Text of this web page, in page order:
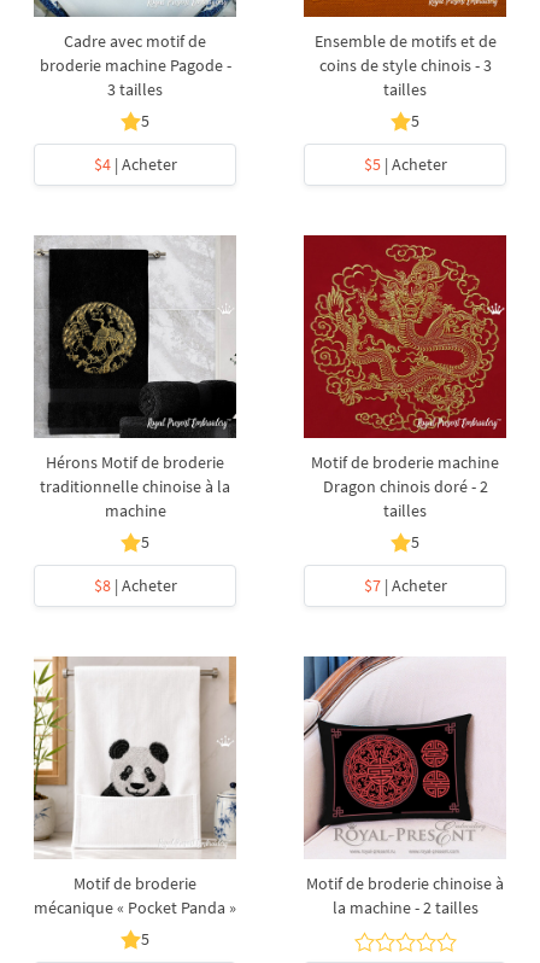
Cadre avec motif de
broderie machine Pagode -
3 tailles
5
$4| Acheter
Ensemble de motifs et de
coins de style chinois - 3
tailles
5
$5| Acheter
Hérons Motif de broderie
traditionnelle chinoise à la
machine
5
$8| Acheter
Motif de broderie machine
Dragon chinois doré - 2
tailles
5
$7| Acheter
Motif de broderie
mécanique « Pocket Panda »
5
Motif de broderie chinoise à
la machine - 2 tailles